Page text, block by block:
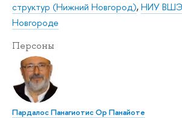
структур (Нижний Новгород),НИУ ВШЭ
Новгороде
Персоны
Пардалос Панагиотис Ор Панайоте